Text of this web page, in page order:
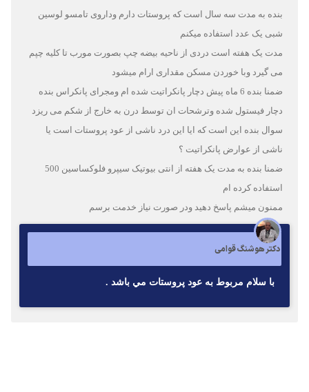
بنده به مدت سه سال است که پروستات دارم وداروی تامسو لوسین
شبی یک عدد استفاده میکنم
مدت یک هفته است دردی از ناحیه بیضه چپ بصورت مورب تا کلیه چپم
می گیرد وبا خوردن مسکن مقداری ارام میشود
ضمنا بنده 6 ماه پیش دچار پانکراتیت شده ام ومجرای پانکراس بنده
دچار فیستول شده وترشحات ان توسط درن به خارج از شکم می ریزد
سوال بنده این است که ایا این درد ناشی از عود پروستات است یا
ناشی از عوارض پانکراتیت ؟
ضمنا بنده به مدت یک هفته از انتی بیوتیک سیپرو فلوکساسین 500
استفاده کرده ام
ممنون میشم پاسخ دهید ودر صورت نیاز خدمت برسم
دکتر هوشنگ قوامی
با سلام مربوط به عود پروستات مي باشد .